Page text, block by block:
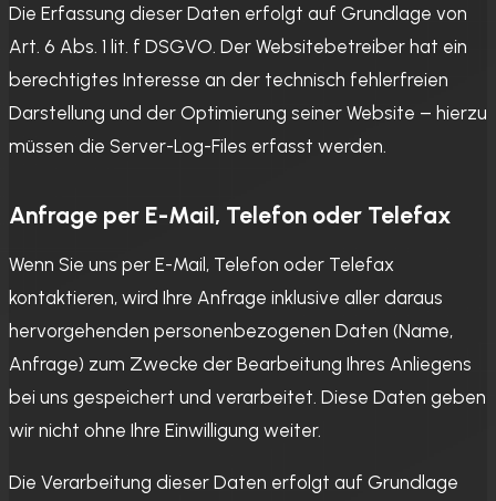
Die Erfassung dieser Daten erfolgt auf Grundlage von
Art. 6 Abs. 1 lit. f DSGVO. Der Websitebetreiber hat ein
berechtigtes Interesse an der technisch fehlerfreien
Darstellung und der Optimierung seiner Website – hierzu
müssen die Server-Log-Files erfasst werden.
Anfrage per E-Mail, Telefon oder Telefax
Wenn Sie uns per E-Mail, Telefon oder Telefax
kontaktieren, wird Ihre Anfrage inklusive aller daraus
hervorgehenden personenbezogenen Daten (Name,
Anfrage) zum Zwecke der Bearbeitung Ihres Anliegens
bei uns gespeichert und verarbeitet. Diese Daten geben
wir nicht ohne Ihre Einwilligung weiter.
Die Verarbeitung dieser Daten erfolgt auf Grundlage